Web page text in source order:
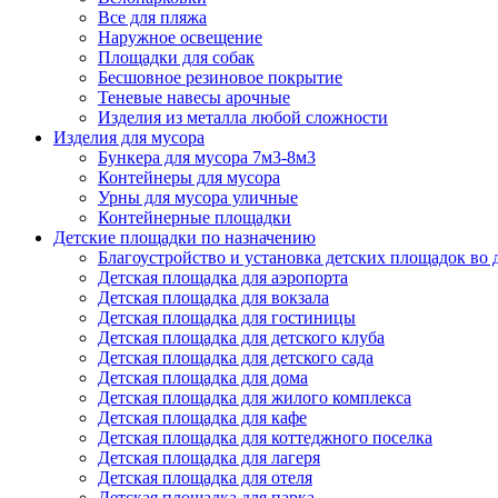
Все для пляжа
Наружное освещение
Площадки для собак
Бесшовное резиновое покрытие
Теневые навесы арочные
Изделия из металла любой сложности
Изделия для мусора
Бункера для мусора 7м3-8м3
Контейнеры для мусора
Урны для мусора уличные
Контейнерные площадки
Детские площадки по назначению
Благоустройство и установка детских площадок
Детская площадка для аэропорта
Детская площадка для вокзала
Детская площадка для гостиницы
Детская площадка для детского клуба
Детская площадка для детского сада
Детская площадка для дома
Детская площадка для жилого комплекса
Детская площадка для кафе
Детская площадка для коттеджного поселка
Детская площадка для лагеря
Детская площадка для отеля